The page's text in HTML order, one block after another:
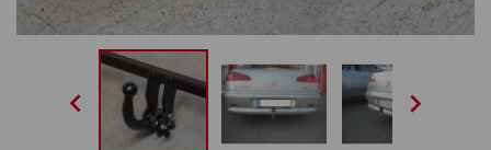
 